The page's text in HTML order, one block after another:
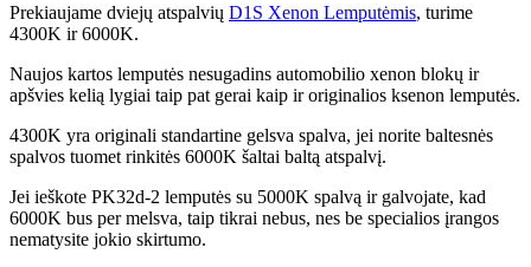
Prekiaujame dviejų atspalvių D1S Xenon Lemputėmis, turime
4300K ir 6000K.
Naujos kartos lemputės nesugadins automobilio xenon blokų ir
apšvies kelią lygiai taip pat gerai kaip ir originalios ksenon lemputės.
4300K yra originali standartine gelsva spalva, jei norite baltesnės
spalvos tuomet rinkitės 6000K šaltai baltą atspalvį.
Jei ieškote PK32d-2 lemputės su 5000K spalvą ir galvojate, kad
6000K bus per melsva, taip tikrai nebus, nes be specialios įrangos
nematysite jokio skirtumo.